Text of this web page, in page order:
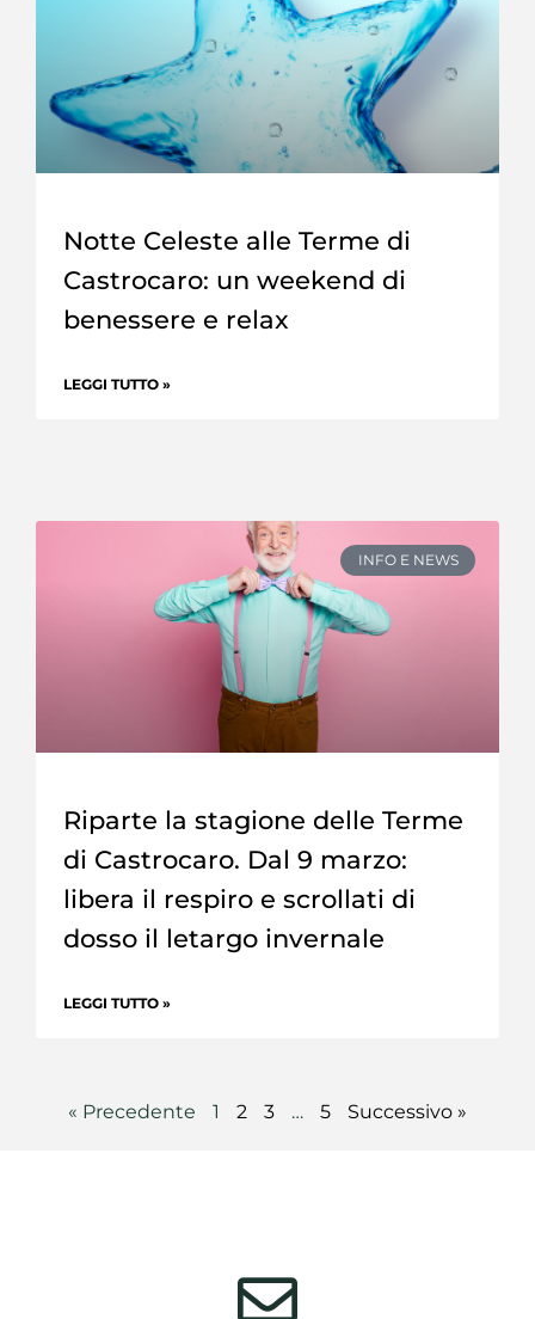
Notte Celeste alle Terme di
Castrocaro: un weekend di
benessere e relax
LEGGI TUTTO »
INFO E NEWS
Riparte la stagione delle Terme
di Castrocaro. Dal 9 marzo:
libera il respiro e scrollati di
dosso il letargo invernale
LEGGI TUTTO »
« Precedente 1 2 3 … 5 Successivo »